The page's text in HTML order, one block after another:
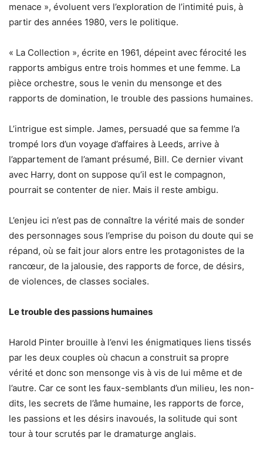
menace », évoluent vers l’exploration de l’intimité puis, à
partir des années 1980, vers le politique.
« La Collection », écrite en 1961, dépeint avec férocité les
rapports ambigus entre trois hommes et une femme. La
pièce orchestre, sous le venin du mensonge et des
rapports de domination, le trouble des passions humaines.
L’intrigue est simple. James, persuadé que sa femme l’a
trompé lors d’un voyage d’affaires à Leeds, arrive à
l’appartement de l’amant présumé, Bill. Ce dernier vivant
avec Harry, dont on suppose qu’il est le compagnon,
pourrait se contenter de nier. Mais il reste ambigu.
L’enjeu ici n’est pas de connaître la vérité mais de sonder
des personnages sous l’emprise du poison du doute qui se
répand, où se fait jour alors entre les protagonistes de la
rancœur, de la jalousie, des rapports de force, de désirs,
de violences, de classes sociales.
Le trouble des passions humaines
Harold Pinter brouille à l’envi les énigmatiques liens tissés
par les deux couples où chacun a construit sa propre
vérité et donc son mensonge vis à vis de lui même et de
l’autre. Car ce sont les faux-semblants d’un milieu, les non-
dits, les secrets de l’âme humaine, les rapports de force,
les passions et les désirs inavoués, la solitude qui sont
tour à tour scrutés par le dramaturge anglais.